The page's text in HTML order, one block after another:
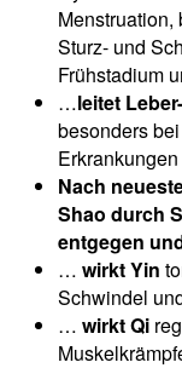
Sturz- und
Frühstadium
…leitet
besonders
Nach
Shao durch
entgegen
… wirkt Yin
Schwindel
… wirkt Qi